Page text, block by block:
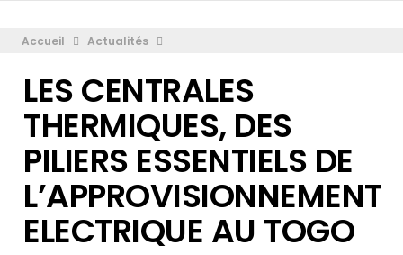
Accueil Actualités
LES CENTRALES
THERMIQUES, DES
PILIERS ESSENTIELS DE
L’APPROVISIONNEMENT
ELECTRIQUE AU TOGO